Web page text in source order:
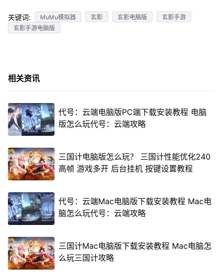
关键词: MuMu模拟器 玄影 玄影电脑版
玄影手游
玄影手游电脑版
相关资讯
代号：云端电脑版PC端下载安装教程 电脑
版怎么玩代号：云端攻略
三国计电脑版怎么玩？ 三国计性能优化240
高帧 游戏多开 后台挂机 按键设置教程
代号：云端Mac电脑版下载安装教程 Mac电
脑怎么玩代号：云端攻略
三国计Mac电脑版下载安装教程 Mac电脑怎
么玩三国计攻略